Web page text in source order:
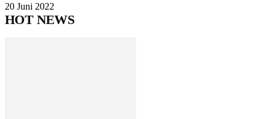
20 Juni 2022
HOT NEWS